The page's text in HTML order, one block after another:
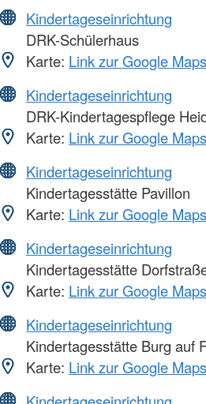
Kindertageseinrichtung
DRK-Schülerhaus
Karte: Link zur Google
Kindertageseinrichtung
DRK-Kindertagespflege
Karte: Link zur Google
Kindertageseinrichtung
Kindertagesstätte Pavillon
Karte: Link zur Google
Kindertageseinrichtung
Kindertagesstätte
Karte: Link zur Google
Kindertageseinrichtung
Kindertagesstätte Burg auf
Karte: Link zur Google